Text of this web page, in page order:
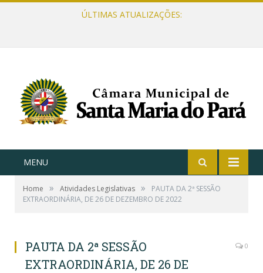
ÚLTIMAS ATUALIZAÇÕES:
MENU
Home » Atividades Legislativas »
PAUTA DA 2ª SESSÃO
EXTRAORDINÁRIA, DE 26 DE DEZEMBRO DE 2022
PAUTA DA 2ª SESSÃO
EXTRAORDINÁRIA, DE 26 DE
0